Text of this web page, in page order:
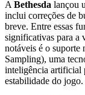
A Bethesda lançou
inclui correções de
breve. Entre essas
significativas para a
notáveis é o suporte
Sampling), uma
inteligência artificial
estabilidade do jogo.